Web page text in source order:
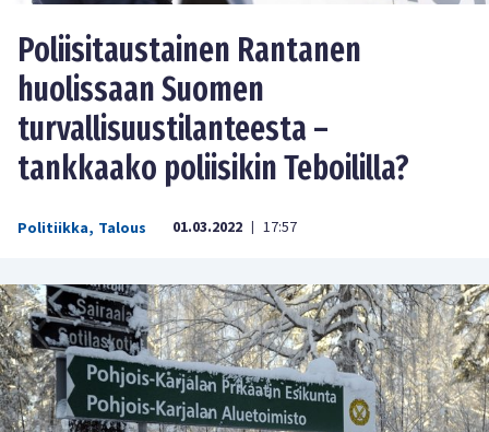
Poliisitaustainen Rantanen
huolissaan Suomen
turvallisuustilanteesta –
tankkaako poliisikin Teboililla?
Politiikka, Talous 01.03.2022 | 17:57